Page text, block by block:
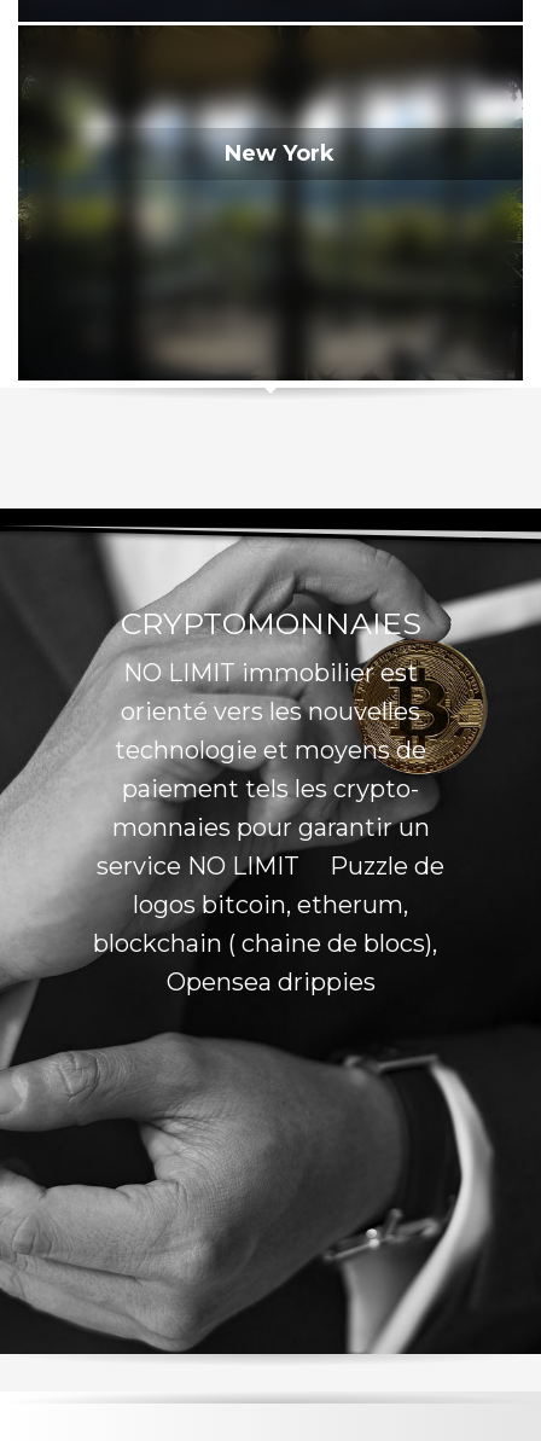
New York
CRYPTOMONNAIES
NO LIMIT immobilier est
orienté vers les nouvelles
technologie et moyens de
paiement tels les crypto-
monnaies pour garantir un
service NO LIMIT Puzzle de
logos bitcoin, etherum,
blockchain ( chaine de blocs),
Opensea drippies